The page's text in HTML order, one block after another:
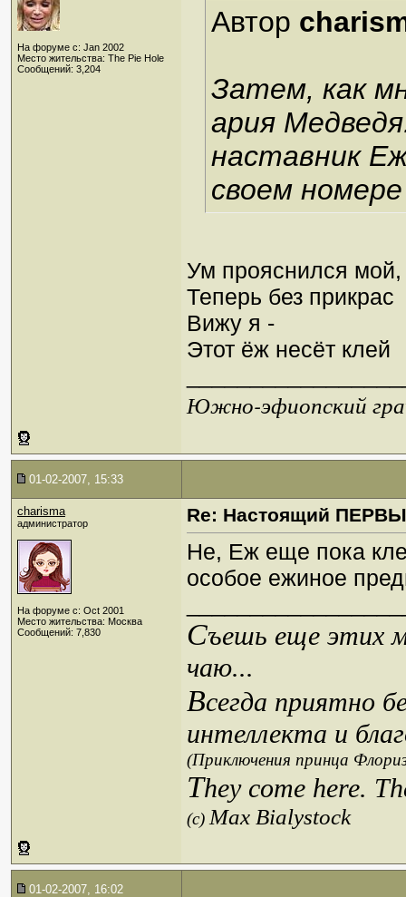
На форуме с: Jan 2002
Место жительства: The Pie Hole
Сообщений: 3,204
Автор
Затем, как
ария
наставник
своем
Ум прояснился мой,
Теперь без прикрас
Вижу я -
Этот ёж несёт клей
Южно-эфиопский
01-02-2007, 15:33
charisma
администратор
На форуме с: Oct 2001
Место жительства: Москва
Сообщений: 7,830
Re: Настоящий
Не, Еж еще пока
особое ежиное
Съешь еще этих
чаю...
Всегда приятно
интеллекта и
(Приключения принца
They come here.
(c)Max Bialystock
01-02-2007, 16:02